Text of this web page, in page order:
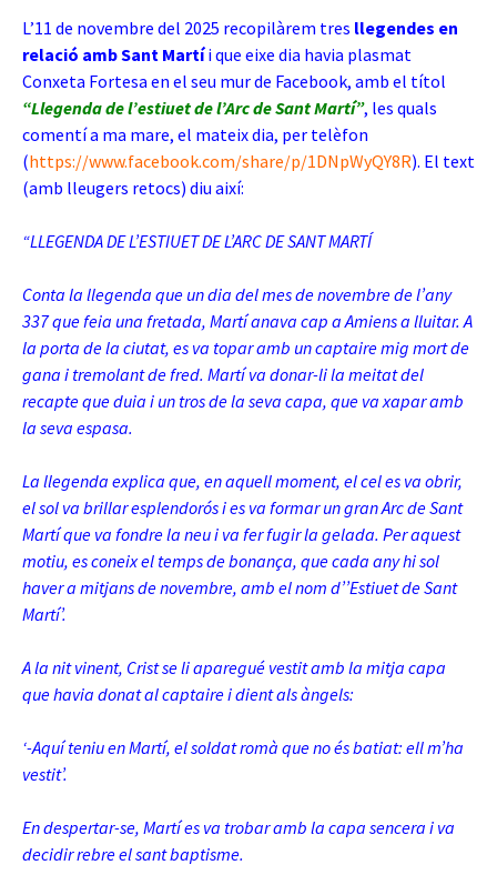
L’11 de novembre del 2025 recopilàrem tres llegendes en
relació amb Sant Martíi que eixe dia havia plasmat
Conxeta Fortesa en el seu mur de Facebook, amb el títol
“Llegenda de l’estiuet de l’Arc de Sant Martí”, les quals
comentí a ma mare, el mateix dia, per telèfon
(https://www.facebook.com/share/p/1DNpWyQY8R). El text
(amb lleugers retocs) diu així:
“LLEGENDA DE L’ESTIUET DE L’ARC DE SANT MARTÍ
Conta la llegenda que un dia del mes de novembre de l’any
337 que feia una fretada, Martí anava cap a Amiens a lluitar. A
la porta de la ciutat, es va topar amb un captaire mig mort de
gana i tremolant de fred. Martí va donar-li la meitat del
recapte que duia i un tros de la seva capa, que va xapar amb
la seva espasa.
La llegenda explica que, en aquell moment, el cel es va obrir,
el sol va brillar esplendorós i es va formar un gran Arc de Sant
Martí que va fondre la neu i va fer fugir la gelada. Per aquest
motiu, es coneix el temps de bonança, que cada any hi sol
haver a mitjans de novembre, amb el nom d’’Estiuet de Sant
Martí’.
A la nit vinent, Crist se li aparegué vestit amb la mitja capa
que havia donat al captaire i dient als àngels:
‘-Aquí teniu en Martí, el soldat romà que no és batiat: ell m’ha
vestit’.
En despertar-se, Martí es va trobar amb la capa sencera i va
decidir rebre el sant baptisme.